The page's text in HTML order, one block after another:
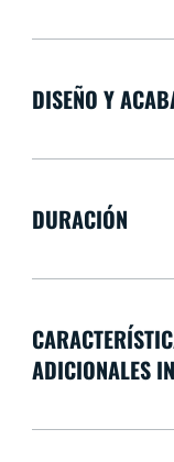
DISEÑO Y
DURACIÓN
ADICIONALES